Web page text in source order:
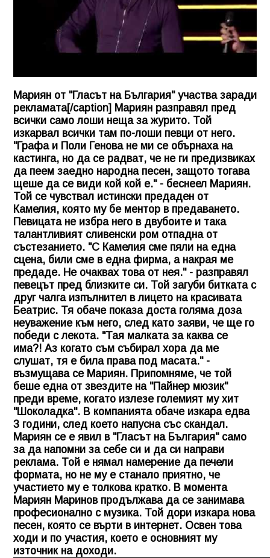
Мариян от "Гласът на България" участва заради
рекламата[/caption] Мариян разправял пред
всички само лоши неща за журито. Той
изкарвал всички там по-лоши певци от него.
"Графа и Поли Генова не ми се обърнаха на
кастинга, но да се радват, че не ги предизвиках
да пеем заедно народна песен, защото тогава
щеше да се види кой кой е." - беснеел Мариян.
Той се чувствал истински предаден от
Камелия, която му бе ментор в предаването.
Певицата не избра него в двубоите и така
талантливият сливенски ром отпадна от
състезанието. "С Камелия сме пяли на една
сцена, били сме в една фирма, а накрая ме
предаде. Не очаквах това от нея." - разправял
певецът пред близките си. Той загуби битката с
друг чалга изпълнител в лицето на красивата
Беатрис. Тя обаче показа доста голяма доза
неуважение към него, след като заяви, че ще го
победи с лекота. "Тая малката за каква се
има?! Аз когато съм събирал хора да ме
слушат, тя е била права под масата." -
възмущава се Мариян. Припомняме, че той
беше една от звездите на "Пайнер мюзик"
преди време, когато излезе големият му хит
"Шоколадка". В компанията обаче изкара едва
3 години, след което напусна със скандал.
Мариян се е явил в "Гласът на България" само
за да напомни за себе си и да си направи
реклама. Той е нямал намерение да печели
формата, но не му е станало приятно, че
участието му е толкова кратко. В момента
Мариян Маринов продължава да се занимава
професионално с музика. Той дори изкара нова
песен, която се върти в интернет. Освен това
ходи и по участия, което е основният му
източник на доходи.